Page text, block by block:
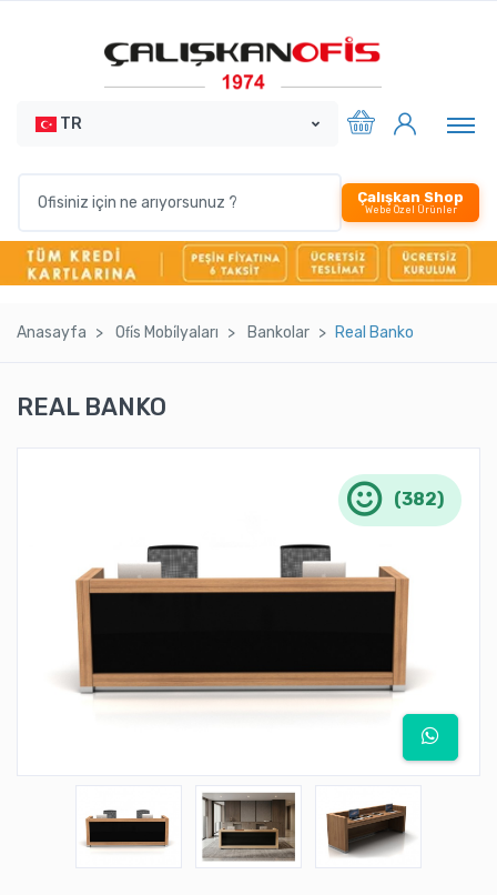
TR
Çalışkan Shop
Webe Özel Ürünler
Anasayfa Ofi̇s Mobi̇lyaları Bankolar Real Banko
REAL BANKO
(382)